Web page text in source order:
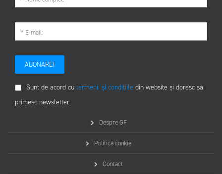
ABONARE!
Sunt de acord cu termenii și condițiile din website și doresc să
primesc newsletter.
Despre GF
Politică cookie
Contact